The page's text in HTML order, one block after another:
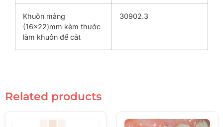
Khuôn màng
(16×22)mm kèm thước
làm khuôn để cắt
30902.3
Related products